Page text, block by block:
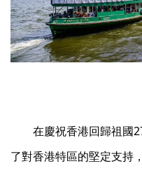
在慶祝香港回歸祖國
了對香港特區的堅定支持